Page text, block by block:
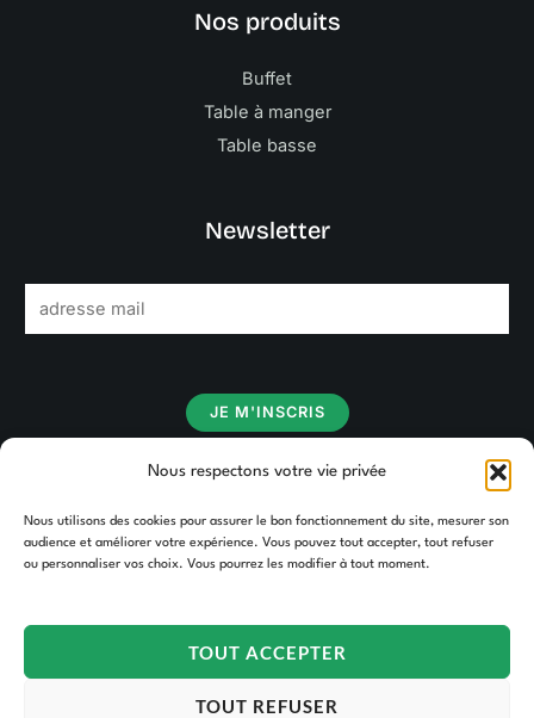
Nous respectons votre vie privée
Nous utilisons des cookies pour assurer le bon fonctionnement du site, mesurer son
audience et améliorer votre expérience. Vous pouvez tout accepter, tout refuser
ou personnaliser vos choix. Vous pourrez les modifier à tout moment.
TOUT ACCEPTER
TOUT REFUSER
Nos produits
Buffet
Table à manger
Table basse
Newsletter
m
JE M'INSCRIS